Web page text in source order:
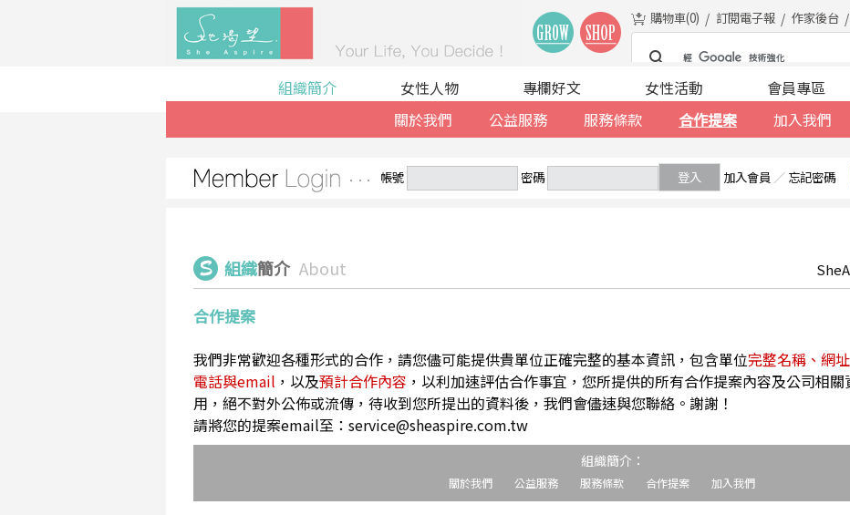
購物車(0) 訂閱電子報 作家後台
組織簡介
關於我們
公益服務 服務條款 合作提案 加入我們
女性人物 專欄好文 女性活動 會員專區
帳號 密碼 登入 加入會員 ／ 忘記密碼
組織簡介 About
合作提案
我們非常歡迎各種形式的合作，請您儘可能提供貴單位正確完整的基本資訊，包含單位完整名稱、網
電話與email ，以及預計合作內容 ，以利加速評估合作事宜，您所提供的所有合作提案內容及公司相
用，絕不對外公佈或流傳，待收到您所提出的資料後，我們會儘速與您聯絡。謝謝！
請將您的提案email至：service@sheaspire.com.tw
組織簡介：
關於我們 公益服務 服務條款 合作提案 加入我們